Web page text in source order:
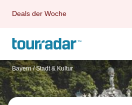
Deals der Woche
Bayern / Stadt & Kultur